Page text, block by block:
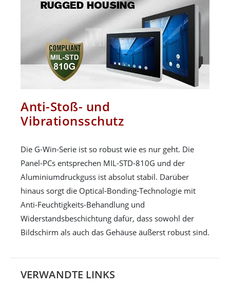
Anti-Stoß- und
Vibrationsschutz
Die G-Win-Serie ist so robust wie es nur geht. Die
Panel-PCs entsprechen MIL-STD-810G und der
Aluminiumdruckguss ist absolut stabil. Darüber
hinaus sorgt die Optical-Bonding-Technologie mit
Anti-Feuchtigkeits-Behandlung und
Widerstandsbeschichtung dafür, dass sowohl der
Bildschirm als auch das Gehäuse äußerst robust sind.
VERWANDTE LINKS